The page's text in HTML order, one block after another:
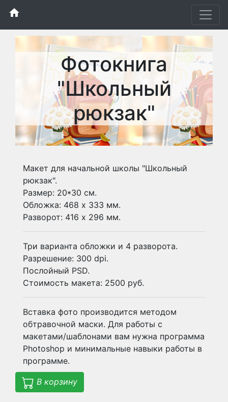
home
Фотокнига
"Школьный
рюкзак"
Макет для начальной школы "Школьный
рюкзак".
Размер: 20*30 см.
Обложка: 468 х 333 мм.
Разворот: 416 х 296 мм.
Три варианта обложки и 4 разворота.
Разрешение: 300 dpi.
Послойный PSD.
Стоимость макета: 2500 руб.
Вставка фото производится методом
обтравочной маски. Для работы с
макетами/шаблонами вам нужна программа
Photoshop и минимальные навыки работы в
программе.
В корзину